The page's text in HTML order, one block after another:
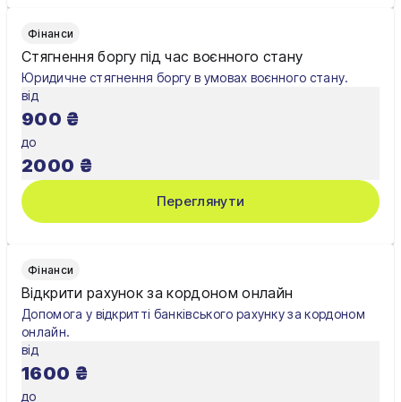
Фінанси
Стягнення боргу під час воєнного стану
Юридичне стягнення боргу в умовах воєнного стану.
від
900 ₴
до
2000 ₴
Переглянути
Фінанси
Відкрити рахунок за кордоном онлайн
Допомога у відкритті банківського рахунку за кордоном
онлайн.
від
1600 ₴
до